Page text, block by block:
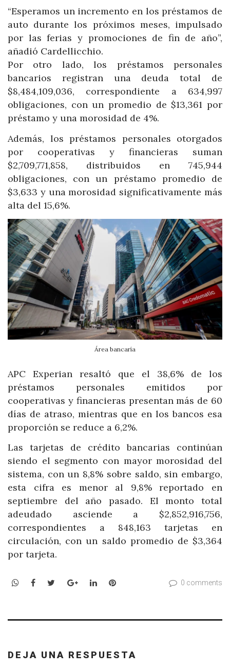
“Esperamos un incremento en los préstamos de
auto durante los próximos meses, impulsado
por las ferias y promociones de fin de año”,
añadió Cardellicchio.
Por otro lado, los préstamos personales
bancarios registran una deuda total de
$8,484,109,036, correspondiente a 634,997
obligaciones, con un promedio de $13,361 por
préstamo y una morosidad de 4%.
Además, los préstamos personales otorgados
por cooperativas y financieras suman
$2,709,771,858, distribuidos en 745,944
obligaciones, con un préstamo promedio de
$3,633 y una morosidad significativamente más
alta del 15,6%.
Área bancaría
APC Experian resaltó que el 38,6% de los
préstamos personales emitidos por
cooperativas y financieras presentan más de 60
días de atraso, mientras que en los bancos esa
proporción se reduce a 6,2%.
Las tarjetas de crédito bancarias continúan
siendo el segmento con mayor morosidad del
sistema, con un 8,8% sobre saldo, sin embargo,
esta cifra es menor al 9,8% reportado en
septiembre del año pasado. El monto total
adeudado asciende a $2,852,916,756,
correspondientes a 848,163 tarjetas en
circulación, con un saldo promedio de $3,364
por tarjeta.
WhatsApp
Facebook
TwitterGoogle+LinkedInPinterest 0 comments
DEJA UNA RESPUESTA